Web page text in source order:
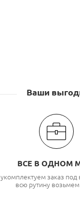
Ваши
ВСЕ В ОДНОМ
укомплектуем заказ
всю рутину возьмем